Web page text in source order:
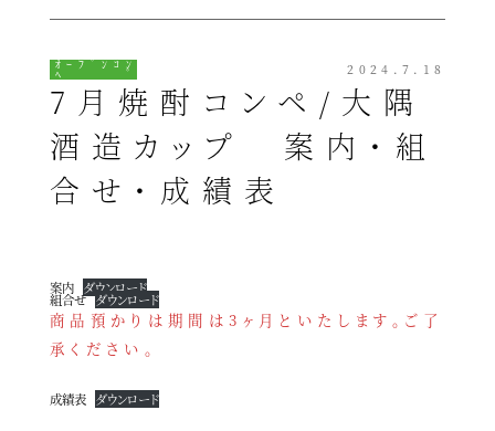
ｵｰﾌﾟﾝｺﾝ
ﾍﾟ
7月焼酎コンペ/大隅
酒造カップ 案内・組
合せ・成績表
2024.7.18
案内 ダウンロード
組合せ ダウンロード
商品預かりは期間は3ヶ月といたします。ご了
承ください。
成績表 ダウンロード